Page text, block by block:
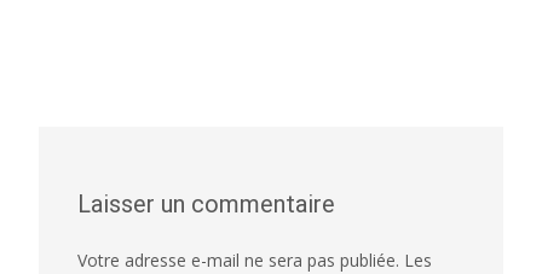
Laisser un commentaire
Votre adresse e-mail ne sera pas publiée. Les